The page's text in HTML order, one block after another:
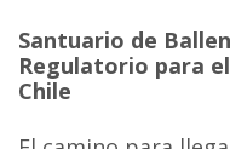
Santuario de
Regulatorio para
Chile